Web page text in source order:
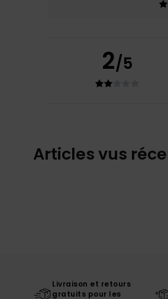
2/5
Articles vus
Livraison et retours
gratuits pour les